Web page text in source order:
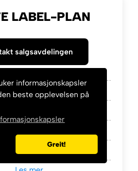
informasjonskapsler
beste opplevelsen på
Greit!
LABEL-PLAN
salgsavdelingen
Coach App
antall planer*